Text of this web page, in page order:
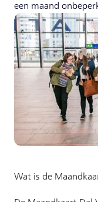
een maand